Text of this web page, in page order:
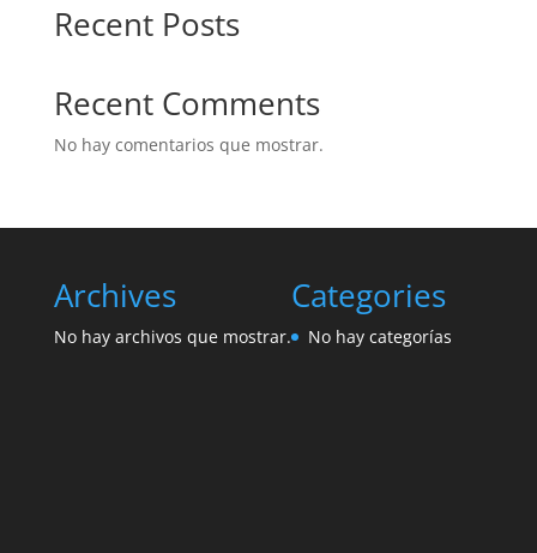
Recent Posts
Recent Comments
No hay comentarios que mostrar.
Archives
No hay archivos que mostrar.
Categories
No hay categorías